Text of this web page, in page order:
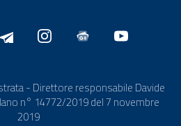
- Direttore responsabile Davide
n° 14772/2019 del 7 novembre
2019